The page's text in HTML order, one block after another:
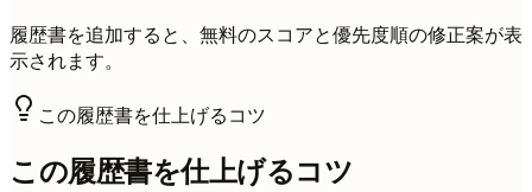
履歴書を追加すると、無料のスコアと優先度順の修正案が表
示されます。
この履歴書を仕上げるコツ
この履歴書を仕上げるコツ